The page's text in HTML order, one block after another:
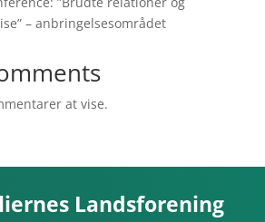
– anbringelsesområdet
at vise.
Landsforening